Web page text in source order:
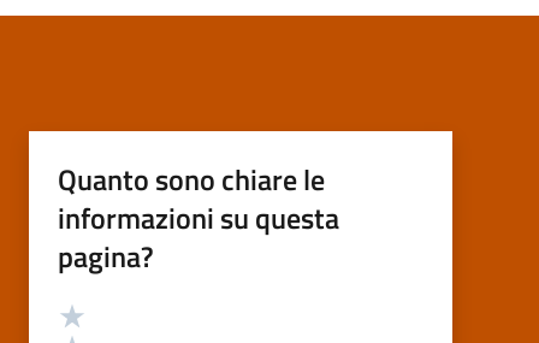
Quanto sono chiare le
informazioni su questa
pagina?
Valutazione